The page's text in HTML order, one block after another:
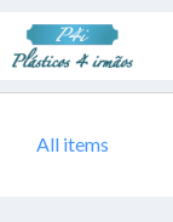
All items